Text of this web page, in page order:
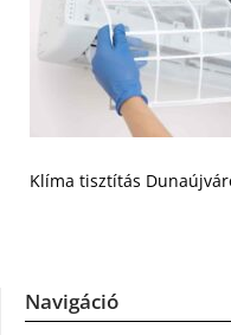
Klíma tisztítás
Navigáció